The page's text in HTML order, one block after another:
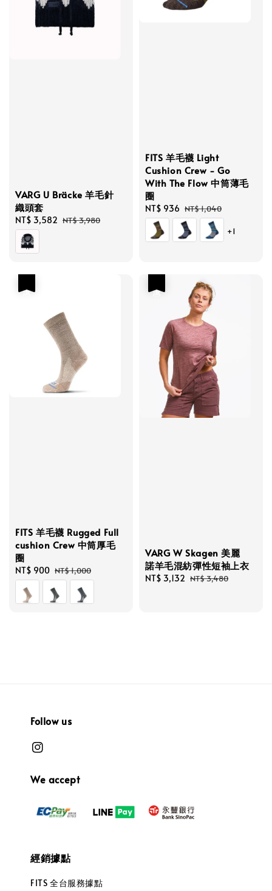
VARG U Bräcke 羊毛針
織頭套
Sale
price
NT$ 3,582 Regular
NT$ 3,980
FITS 羊毛襪 Light
Cushion Crew - Go
With The Flow 中筒薄毛
圈
Sale
price
NT$ 936 Regular
price
NT$ 1,040
+1
FITS 羊毛襪 Rugged Full
cushion Crew 中筒厚毛
圈
Sale
price
NT$ 900 Regular
price
NT$ 1,000
VARG W Skagen 美麗
諾羊毛混紡彈性短袖上衣
Sale
NT$ 3,132 Regular
NT$ 3,480
Follow us
We accept
經銷據點
FITS 全台服務據點